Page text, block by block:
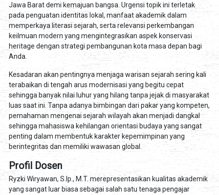
Jawa Barat demi kemajuan bangsa. Urgensi topik ini terletak
pada penguatan identitas lokal, manfaat akademik dalam
memperkaya literasi sejarah, serta relevansi perkembangan
keilmuan modern yang mengintegrasikan aspek konservasi
heritage dengan strategi pembangunan kota masa depan bagi
Anda.
Kesadaran akan pentingnya menjaga warisan sejarah sering kali
terabaikan di tengah arus modernisasi yang begitu cepat
sehingga banyak nilai luhur yang hilang tanpa jejak di masyarakat
luas saat ini. Tanpa adanya bimbingan dari pakar yang kompeten,
pemahaman mengenai sejarah wilayah akan menjadi dangkal
sehingga mahasiswa kehilangan orientasi budaya yang sangat
penting dalam membentuk karakter kepemimpinan yang
berintegritas dan memiliki wawasan global.
Profil Dosen
Ryzki Wiryawan, S.Ip., M.T. merepresentasikan kualitas akademik
yang sangat luar biasa sebagai salah satu tenaga pengajar